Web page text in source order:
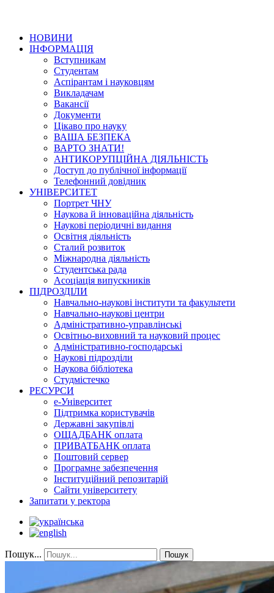
НОВИНИ
ІНФОРМАЦІЯ
Вступникам
Студентам
Аспірантам і науковцям
Викладачам
Вакансії
Документи
Цікаво про науку
ВАША БЕЗПЕКА
ВАРТО ЗНАТИ!
АНТИКОРУПЦІЙНА ДІЯЛЬНІСТЬ
Доступ до публічної інформації
Телефонний довідник
УНІВЕРСИТЕТ
Портрет ЧНУ
Наукова й інноваційна діяльність
Наукові періодичні видання
Освітня діяльність
Сталий розвиток
Міжнародна діяльність
Студентська рада
Асоціація випускників
ПІДРОЗДІЛИ
Навчально-наукові інститути та факультети
Навчально-наукові центри
Адміністративно-управлінські
Освітньо-виховний та науковий процес
Адміністративно-господарські
Наукові підрозділи
Наукова бібліотека
Студмістечко
РЕСУРСИ
е-Університет
Підтримка користувачів
Державні закупівлі
ОЩАДБАНК оплата
ПРИВАТБАНК оплата
Поштовий сервер
Програмне забезпечення
Інституційний репозитарій
Сайти університету
Запитати у ректора
Пошук... Пошук